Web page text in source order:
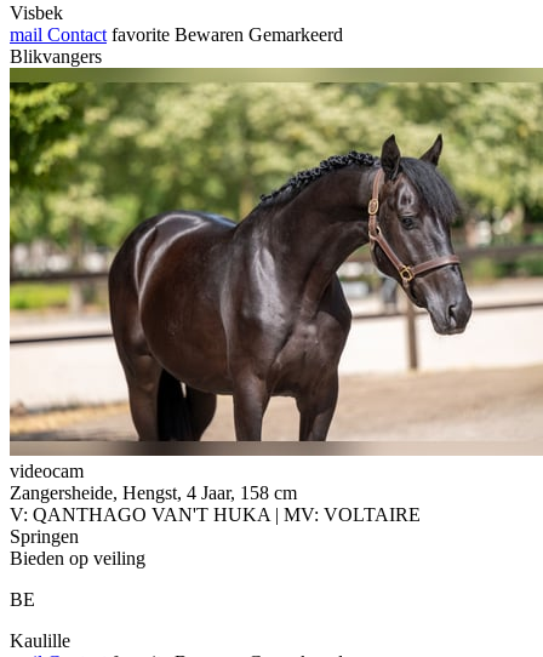
Visbek
mail Contact favorite Bewaren Gemarkeerd
Blikvangers
videocam
Zangersheide, Hengst, 4 Jaar, 158 cm
V: QANTHAGO VAN'T HUKA | MV: VOLTAIRE
Springen
Bieden op veiling
BE
Kaulille